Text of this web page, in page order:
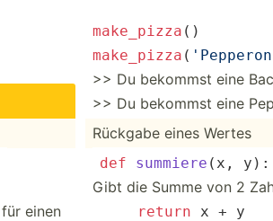
für einen
make_pizza ()
make_pizza (
>> Du bekommst eine
>> Du bekommst eine
Rückgabe eines Wertes
def summiere ( x, y ):
Gibt die Summe von 2
return x + y